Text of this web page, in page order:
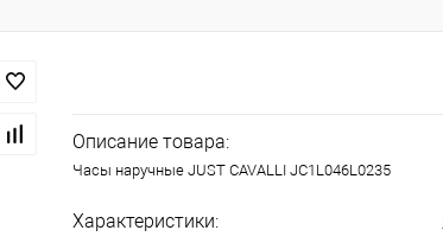
Описание товара:
Часы наручные JUST CAVALLI JC1L046L0235
Характеристики: